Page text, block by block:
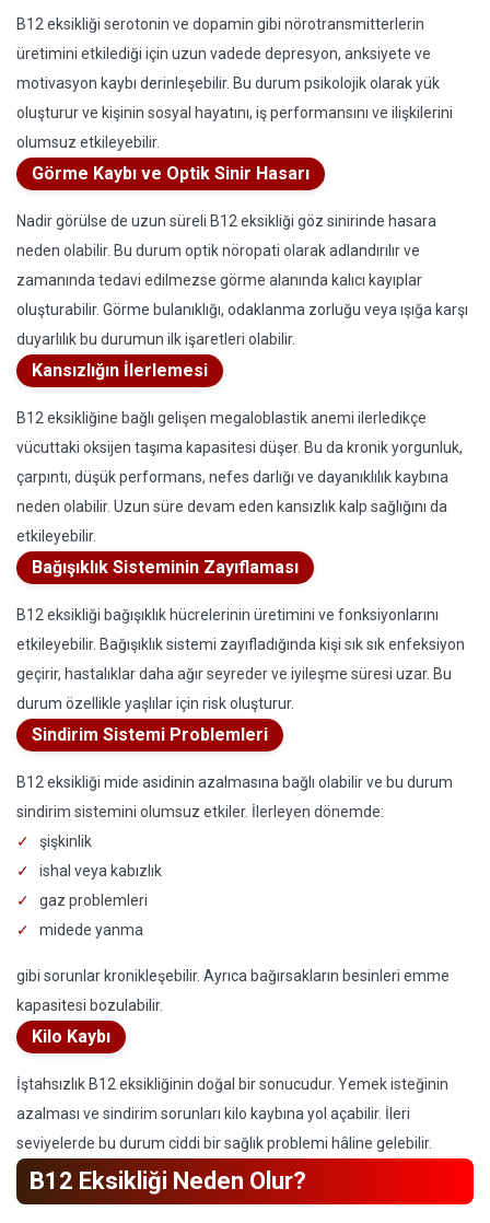
B12 eksikliği serotonin ve dopamin gibi nörotransmitterlerin
üretimini etkilediği için uzun vadede depresyon, anksiyete ve
motivasyon kaybı derinleşebilir. Bu durum psikolojik olarak yük
oluşturur ve kişinin sosyal hayatını, iş performansını ve ilişkilerini
olumsuz etkileyebilir.
Görme Kaybı ve Optik Sinir Hasarı
Nadir görülse de uzun süreli B12 eksikliği göz sinirinde hasara
neden olabilir. Bu durum optik nöropati olarak adlandırılır ve
zamanında tedavi edilmezse görme alanında kalıcı kayıplar
oluşturabilir. Görme bulanıklığı, odaklanma zorluğu veya ışığa karşı
duyarlılık bu durumun ilk işaretleri olabilir.
Kansızlığın İlerlemesi
B12 eksikliğine bağlı gelişen megaloblastik anemi ilerledikçe
vücuttaki oksijen taşıma kapasitesi düşer. Bu da kronik yorgunluk,
çarpıntı, düşük performans, nefes darlığı ve dayanıklılık kaybına
neden olabilir. Uzun süre devam eden kansızlık kalp sağlığını da
etkileyebilir.
Bağışıklık Sisteminin Zayıflaması
B12 eksikliği bağışıklık hücrelerinin üretimini ve fonksiyonlarını
etkileyebilir. Bağışıklık sistemi zayıfladığında kişi sık sık enfeksiyon
geçirir, hastalıklar daha ağır seyreder ve iyileşme süresi uzar. Bu
durum özellikle yaşlılar için risk oluşturur.
Sindirim Sistemi Problemleri
B12 eksikliği mide asidinin azalmasına bağlı olabilir ve bu durum
sindirim sistemini olumsuz etkiler. İlerleyen dönemde:
şişkinlik
ishal veya kabızlık
gaz problemleri
midede yanma
gibi sorunlar kronikleşebilir. Ayrıca bağırsakların besinleri emme
kapasitesi bozulabilir.
Kilo Kaybı
İştahsızlık B12 eksikliğinin doğal bir sonucudur. Yemek isteğinin
azalması ve sindirim sorunları kilo kaybına yol açabilir. İleri
seviyelerde bu durum ciddi bir sağlık problemi hâline gelebilir.
B12 Eksikliği Neden Olur?